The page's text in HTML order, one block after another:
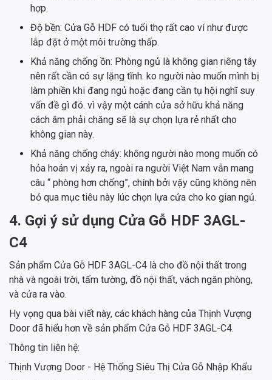
hợp.
Độ bền: Cửa Gỗ HDF có tuổi thọ rất cao ví như được
lắp đặt ở một môi trường thấp.
Khả năng chống ồn: Phòng ngủ là không gian riêng tây
nên rất cần có sự lặng tĩnh. ko người nào muốn mình bị
làm phiền khi đang ngủ hoặc đang cần tụ hội nghĩ suy
vấn đề gì đó. vì vậy một cánh cửa sở hữu khả năng
cách âm phải chăng sẽ là sự chọn lựa rẻ nhất cho
không gian này.
Khả năng chống cháy: không người nào mong muốn có
hỏa hoán vị xảy ra, ngoài ra người Việt Nam vẫn mang
câu “ phòng hơn chống”, chính bởi vậy cũng không nên
bỏ qua mục tiêu này lúc chọn lựa cửa cho ko gian ngủ.
4. Gợi ý sử dụng Cửa Gỗ HDF 3AGL-
C4
Sản phẩm Cửa Gỗ HDF 3AGL-C4 là cho đồ nội thất trong
nhà và ngoài trời, tấm tường, đồ nội thất, vách ngăn phòng,
và cửa ra vào.
Hy vọng qua bài viết này, các khách hàng của Thịnh Vượng
Door đã hiểu hơn về sản phẩm Cửa Gỗ HDF 3AGL-C4.
Thông tin liên hệ:
Thịnh Vượng Door - Hệ Thống Siêu Thị Cửa Gỗ Nhập Khẩu